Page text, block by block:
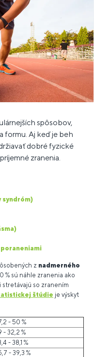
spôsobov,
formu. Aj keď je beh
dobré fyzické
zranenia.
syndróm)
z nadmerného
% sú náhle zranenia ako
so zranením
štúdie je výskyt
- 50 %
- 32,2 %
- 38,1 %
- 39,3 %